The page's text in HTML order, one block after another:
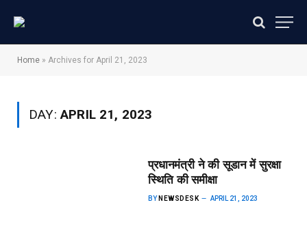
Home » Archives for April 21, 2023
DAY:APRIL 21, 2023
प्रधानमंत्री ने की सूडान में सुरक्षा
स्थिति की समीक्षा
BY NEWSDESK APRIL 21, 2023